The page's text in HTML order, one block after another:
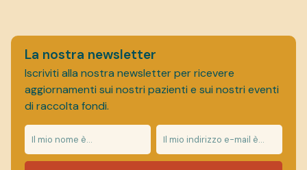
La nostra newsletter
Iscriviti alla nostra newsletter per ricevere
aggiornamenti sui nostri pazienti e sui nostri eventi
di raccolta fondi.